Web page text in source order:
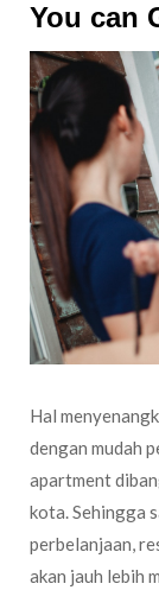
You can
Hal
dengan mudah
apartment
kota. Sehingga
perbelanjaan,
akan jauh lebih